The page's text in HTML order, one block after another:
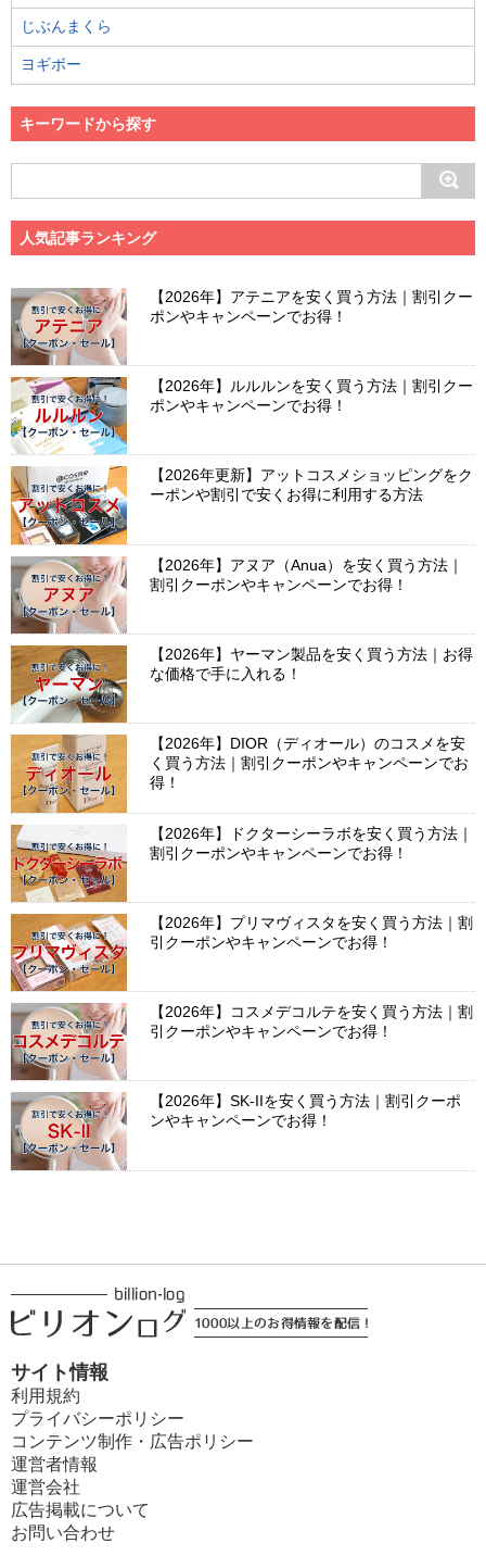
じぶんまくら
ヨギボー
キーワードから探す
人気記事ランキング
【2026年】アテニアを安く買う方法｜割引クー
ポンやキャンペーンでお得！
【2026年】ルルルンを安く買う方法｜割引クー
ポンやキャンペーンでお得！
【2026年更新】アットコスメショッピングをク
ーポンや割引で安くお得に利用する方法
【2026年】アヌア（Anua）を安く買う方法｜
割引クーポンやキャンペーンでお得！
【2026年】ヤーマン製品を安く買う方法｜お得
な価格で手に入れる！
【2026年】DIOR（ディオール）のコスメを安
く買う方法｜割引クーポンやキャンペーンでお
得！
【2026年】ドクターシーラボを安く買う方法｜
割引クーポンやキャンペーンでお得！
【2026年】プリマヴィスタを安く買う方法｜割
引クーポンやキャンペーンでお得！
【2026年】コスメデコルテを安く買う方法｜割
引クーポンやキャンペーンでお得！
【2026年】SK-IIを安く買う方法｜割引クーポ
ンやキャンペーンでお得！
サイト情報
利用規約
プライバシーポリシー
コンテンツ制作・広告ポリシー
運営者情報
運営会社
広告掲載について
お問い合わせ